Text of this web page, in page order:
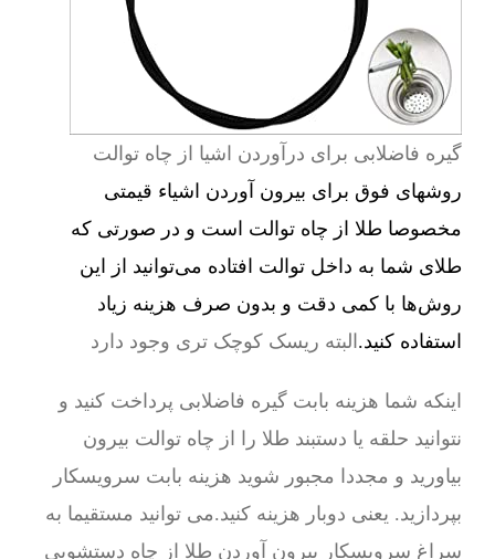
گیره فاضلابی برای درآوردن اشیا از چاه توالت
روشهای فوق برای بیرون آوردن اشیاء قیمتی
مخصوصا طلا از چاه توالت است و در صورتی که
طلای شما به داخل توالت افتاده می‌توانید از این
روش‌ها با کمی دقت و بدون صرف هزینه زیاد
استفاده کنید.البته ریسک کوچک تری وجود دارد
اینکه شما هزینه بابت گیره فاضلابی پرداخت کنید و
نتوانید حلقه یا دستبند طلا را از چاه توالت بیرون
بیاورید و مجددا مجبور شوید هزینه بابت سرویسکار
بپردازید. یعنی دوبار هزینه کنید.می توانید مستقیما به
سراغ سرویسکار بیرون آوردن طلا از چاه دستشویی